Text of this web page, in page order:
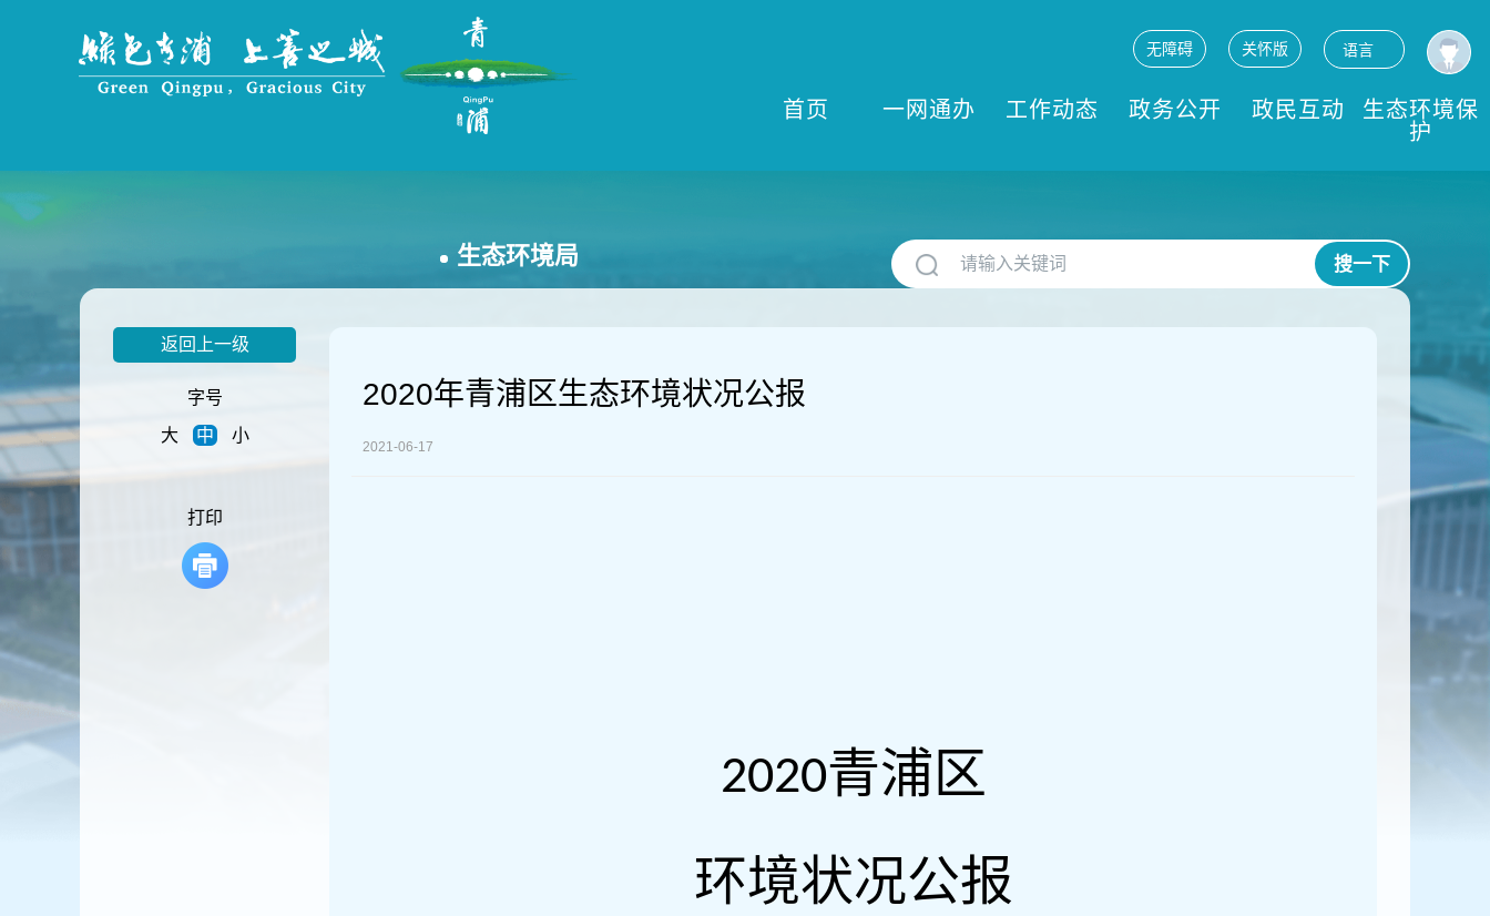
跳
到
主
要
内
无障碍 关怀版 语言
首页 一网通办 工作动态 政务公开 政民互动
生态环境保
护
生态环境局 搜一下
返回上一级
字号
大
中 小
打印
2020年青浦区生态环境状况公报
2021-06-17
2020青浦区
环境状况公报